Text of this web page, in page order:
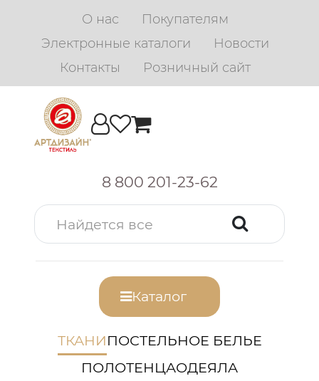
О нас
Покупателям
Электронные каталоги
Новости
Контакты
Розничный сайт
8 800 201-23-62
Каталог
ТКАНИПОСТЕЛЬНОЕ БЕЛЬЕ
ПОЛОТЕНЦАОДЕЯЛА